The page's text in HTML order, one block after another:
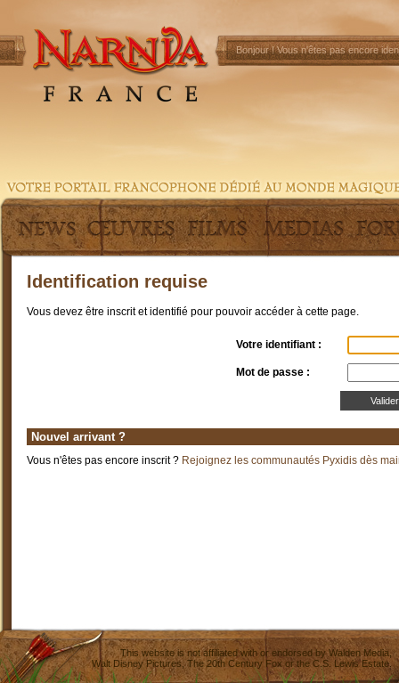
Bonjour !Vous n'êtes pas encore
Identification requise
Vous devez être inscrit et identifié pour pouvoir accéder à cette page.
Votre identifiant :
Mot de passe :
Nouvel arrivant ?
Vous n'êtes pas encore inscrit ? Rejoignez les communautés Pyxidis dès
This website is not affiliated with or endorsed byWalden Media
Walt Disney Pictures,The 20th Century Fox or the C.S. Lewis Estate.